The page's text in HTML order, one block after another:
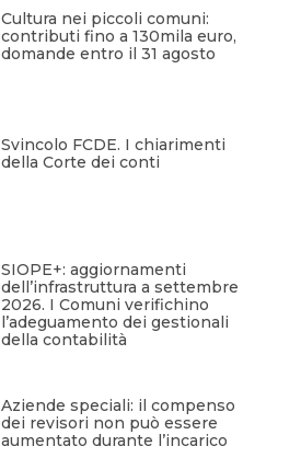
Cultura nei piccoli comuni:
contributi fino a 130mila euro,
domande entro il 31 agosto
Svincolo FCDE. I chiarimenti
della Corte dei conti
SIOPE+: aggiornamenti
dell’infrastruttura a settembre
2026. I Comuni verifichino
l’adeguamento dei gestionali
della contabilità
Aziende speciali: il compenso
dei revisori non può essere
aumentato durante l’incarico